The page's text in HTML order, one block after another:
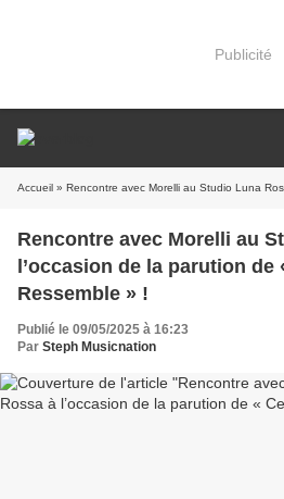
Publicité
Accueil » Rencontre avec Morelli au Studio Luna Rossa à
Rencontre avec Morelli au
l’occasion de la parution de
Ressemble » !
Publié le 09/05/2025 à 16:23
Par Steph Musicnation